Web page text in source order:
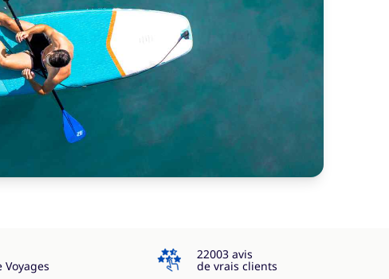
Voyages
4.3
22003 avis
de vrais clients